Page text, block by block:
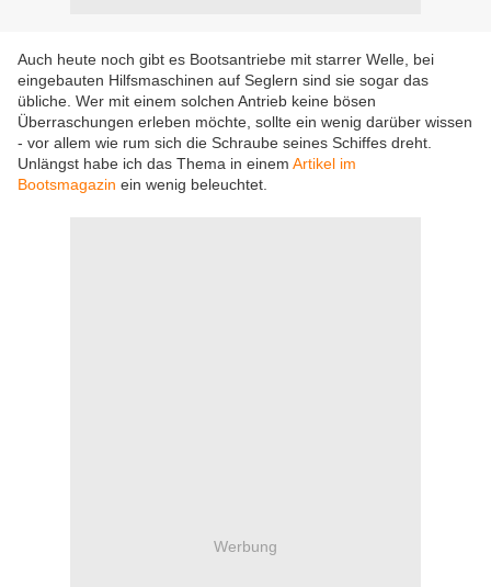
Auch heute noch gibt es Bootsantriebe mit starrer Welle, bei
eingebauten Hilfsmaschinen auf Seglern sind sie sogar das
übliche. Wer mit einem solchen Antrieb keine bösen
Überraschungen erleben möchte, sollte ein wenig darüber wissen
- vor allem wie rum sich die Schraube seines Schiffes dreht.
Unlängst habe ich das Thema in einem Artikel im
Bootsmagazin ein wenig beleuchtet.
Werbung